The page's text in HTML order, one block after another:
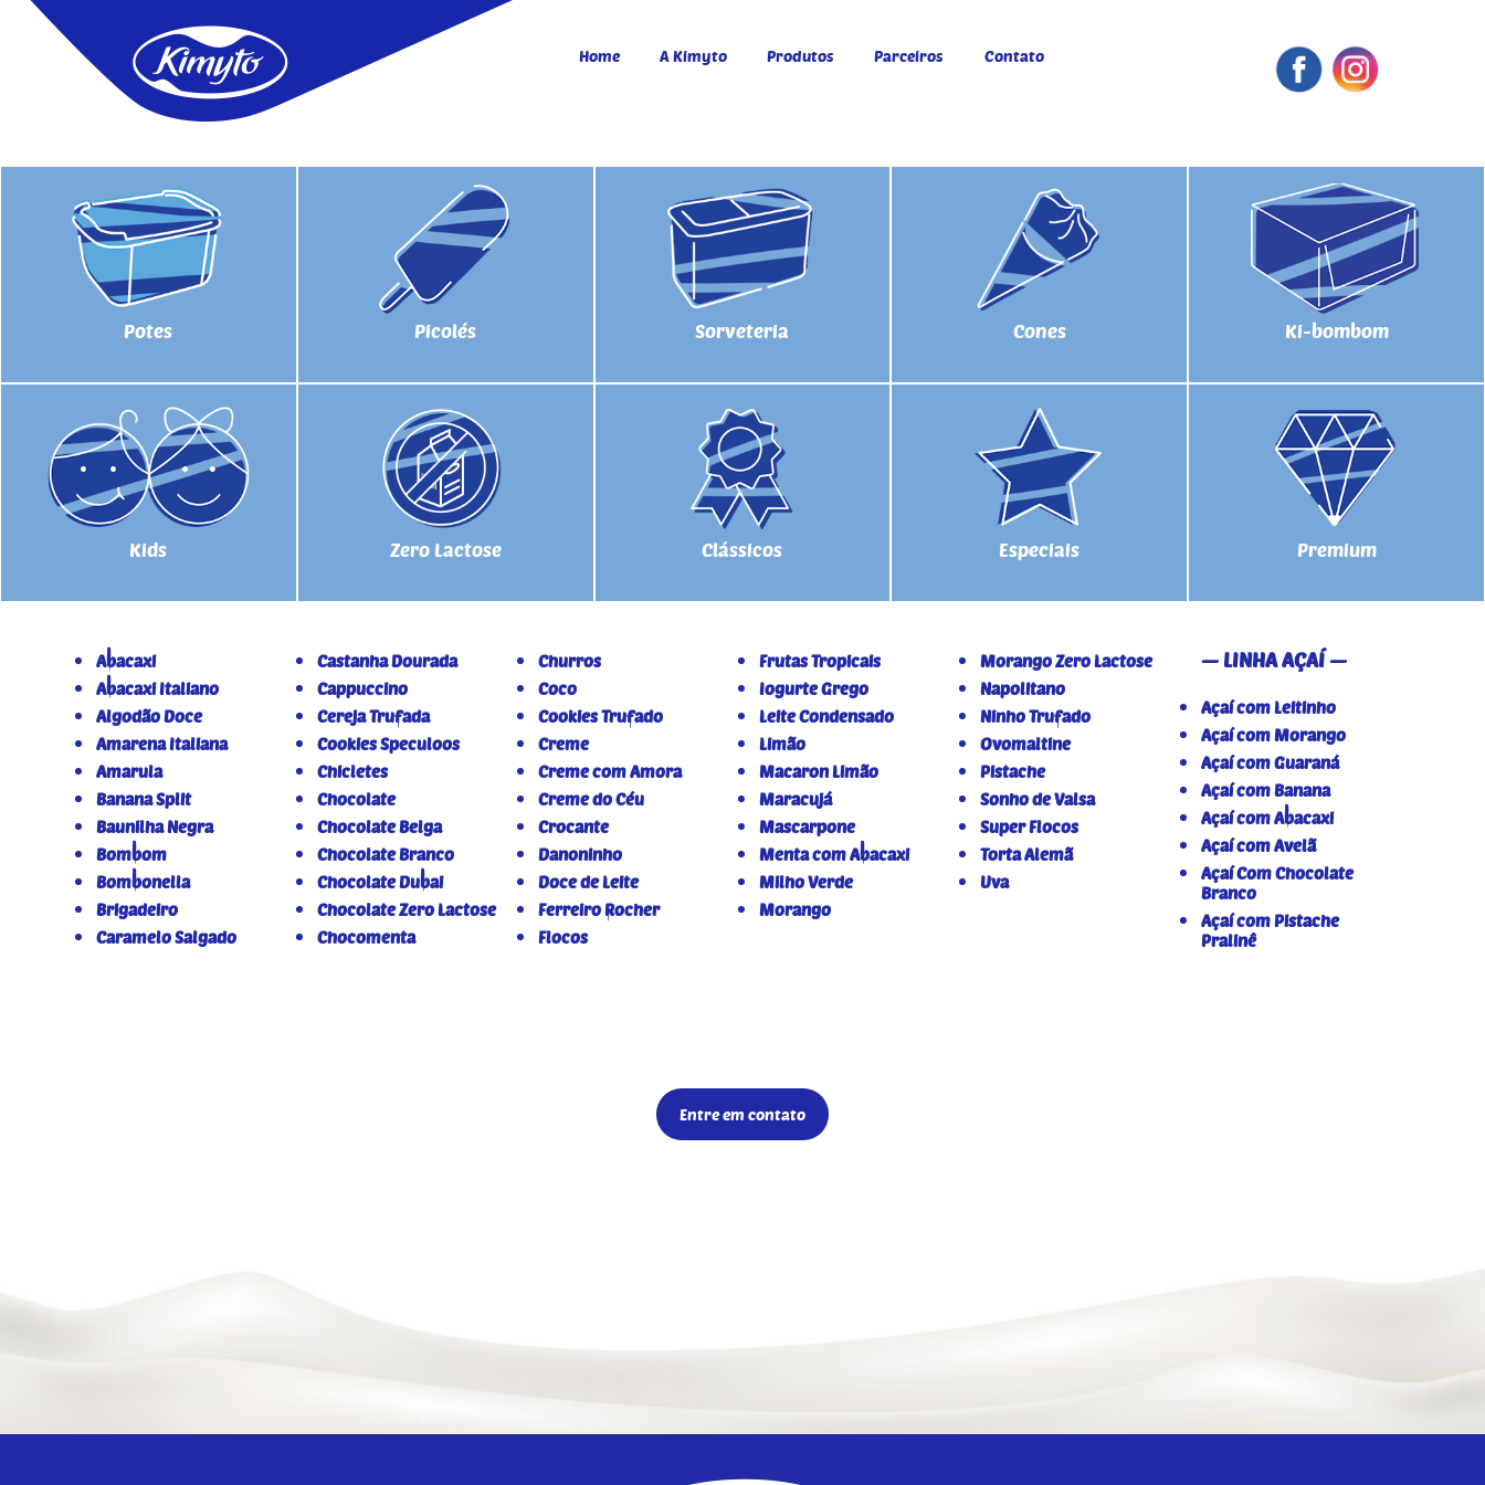
Home A Kimyto Produtos Parceiros Contato
Potes Picolés Sorveteria Cones Ki-bombom
Kids Zero Lactose Clássicos Especiais Premium
Abacaxi
Abacaxi Italiano
Algodão Doce
Amarena Italiana
Amarula
Banana Split
Baunilha Negra
Bombom
Bombonella
Brigadeiro
Caramelo Salgado
Castanha Dourada
Cappuccino
Cereja Trufada
Cookies Speculoos
Chicletes
Chocolate
Chocolate Belga
Chocolate Branco
Chocolate Dubai
Chocolate Zero Lactose
Chocomenta
Churros
Coco
Cookies Trufado
Creme
Creme com Amora
Creme do Céu
Crocante
Danoninho
Doce de Leite
Ferreiro Rocher
Flocos
Frutas Tropicais
Iogurte Grego
Leite Condensado
Limão
Macaron Limão
Maracujá
Mascarpone
Menta com Abacaxi
Milho Verde
Morango
Morango Zero Lactose
Napolitano
Ninho Trufado
Ovomaltine
Pistache
Sonho de Valsa
Super Flocos
Torta Alemã
Uva
— LINHA AÇAÍ —
Açaí com Leitinho
Açaí com Morango
Açaí com Guaraná
Açaí com Banana
Açaí com Abacaxi
Açaí com Avelã
Açaí Com Chocolate
Branco
Açaí com Pistache
Pralinê
Entre em contato